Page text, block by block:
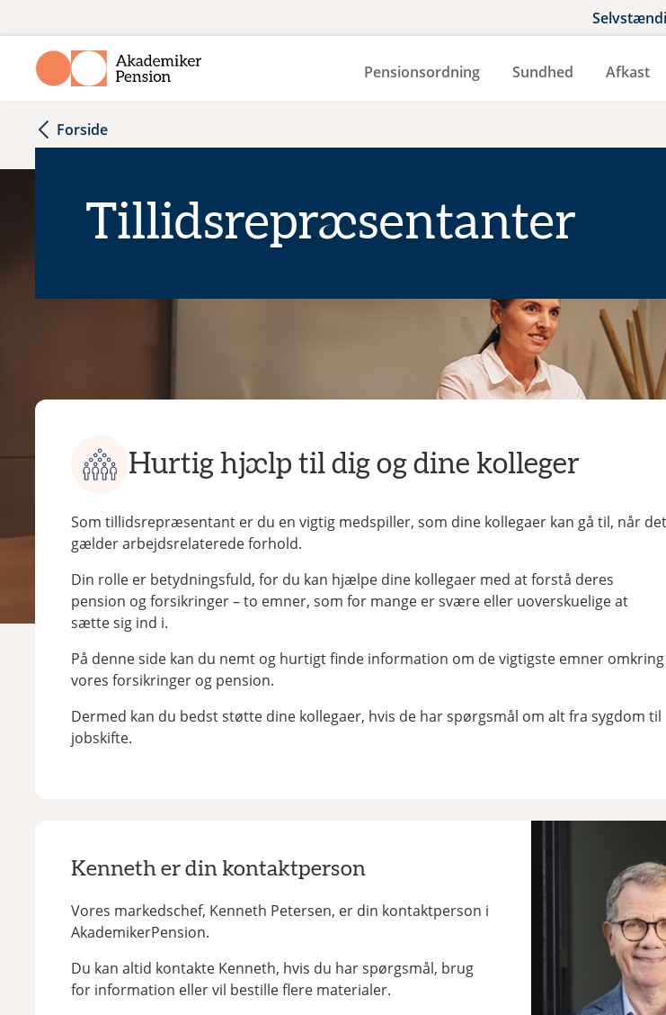
Pensionsordning Sundhed Afkast
Forside
Tillidsrepræsentanter
Hurtig hjælp til dig og dine kolleger
Som tillidsrepræsentant er du en vigtig medspiller, som dine kollegaer kan gå til, når det
gælder arbejdsrelaterede forhold.
Din rolle er betydningsfuld, for du kan hjælpe dine kollegaer med at forstå deres
pension og forsikringer – to emner, som for mange er svære eller uoverskuelige at
sætte sig ind i.
På denne side kan du nemt og hurtigt finde information om de vigtigste emner omkring
vores forsikringer og pension.
Dermed kan du bedst støtte dine kollegaer, hvis de har spørgsmål om alt fra sygdom til
jobskifte.
Kenneth er din kontaktperson
Vores markedschef, Kenneth Petersen, er din kontaktperson i
AkademikerPension.
Du kan altid kontakte Kenneth, hvis du har spørgsmål, brug
for information eller vil bestille flere materialer.